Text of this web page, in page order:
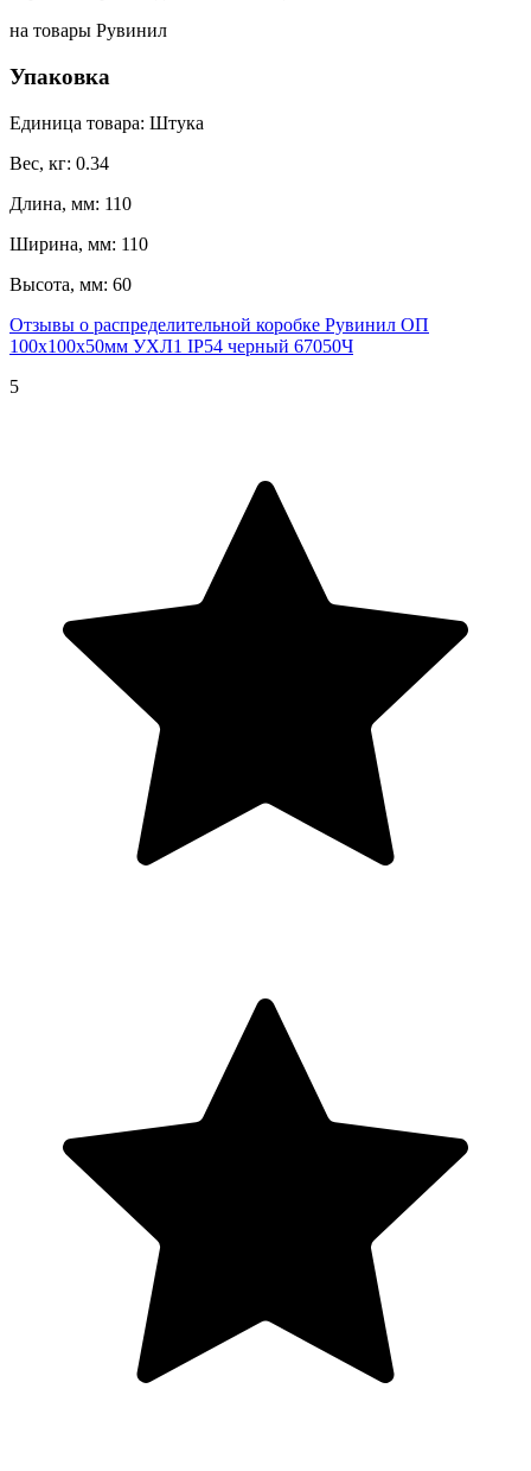
на товары Рувинил
Упаковка
Единица товара: Штука
Вес, кг: 0.34
Длина, мм: 110
Ширина, мм: 110
Высота, мм: 60
Отзывы о распределительной коробке Рувинил ОП
100х100х50мм УХЛ1 IP54 черный 67050Ч
5